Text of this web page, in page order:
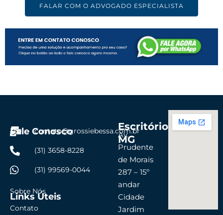
FALAR COM O ADVOGADO ESPECIALISTA
Fale Conosco
contato@grossiebessa.com.br
(31) 3658-8228
(31) 99569-0044
Links Úteis
Sobre Nós
Contato
Escritório
MG
Av.
Prudente
de Morais
287 – 15º
andar
Cidade
Jardim